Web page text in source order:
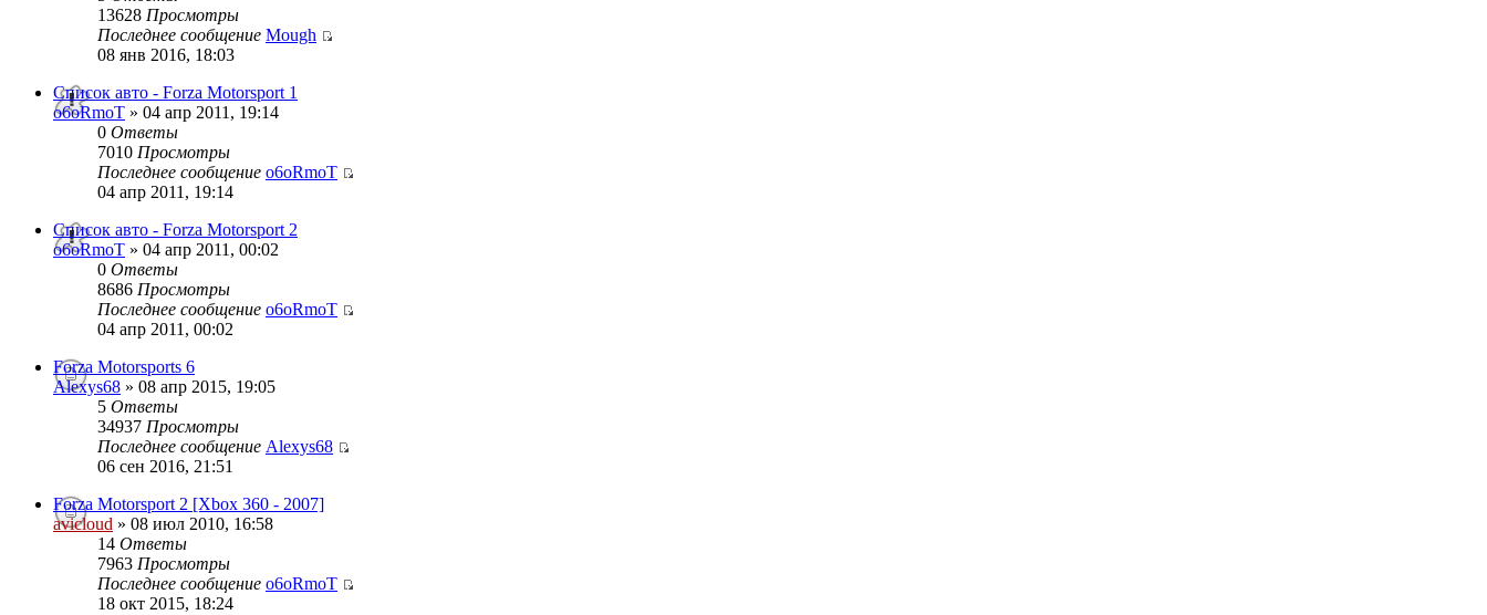
13628 Просмотры
Последнее сообщение Mough
08 янв 2016, 18:03
Список авто - Forza Motorsport 1
o6oRmoT » 04 апр 2011, 19:14
0 Ответы
7010 Просмотры
Последнее сообщение o6oRmoT
04 апр 2011, 19:14
Список авто - Forza Motorsport 2
o6oRmoT » 04 апр 2011, 00:02
0 Ответы
8686 Просмотры
Последнее сообщение o6oRmoT
04 апр 2011, 00:02
Forza Motorsports 6
Alexys68 » 08 апр 2015, 19:05
5 Ответы
34937 Просмотры
Последнее сообщение Alexys68
06 сен 2016, 21:51
Forza Motorsport 2 [Xbox 360 - 2007]
avicloud » 08 июл 2010, 16:58
14 Ответы
7963 Просмотры
Последнее сообщение o6oRmoT
18 окт 2015, 18:24